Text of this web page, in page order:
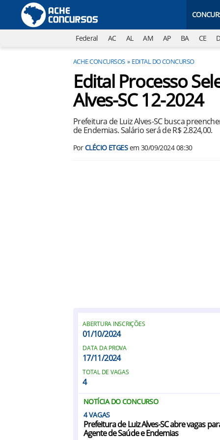
Federal AC AL AM AP BA CE
ACHE CONCURSOS EDITAL DO CONCURSO
Edital Processo
Alves-SC 12-2024
Prefeitura de Luiz Alves-SC busca
de Endemias. Salário será de R$ 2.824,00.
PorCLÉCIO ETGESem 30/09/2024 08:30
ABERTURA INSCRIÇÕES
01/10/2024
DATA DA PROVA
17/11/2024
TOTAL DE VAGAS
4
NOTÍCIA DO CONCURSO
4
Prefeitura de Luiz Alves-SC abre vagas
Agente de Saúde e Endemias